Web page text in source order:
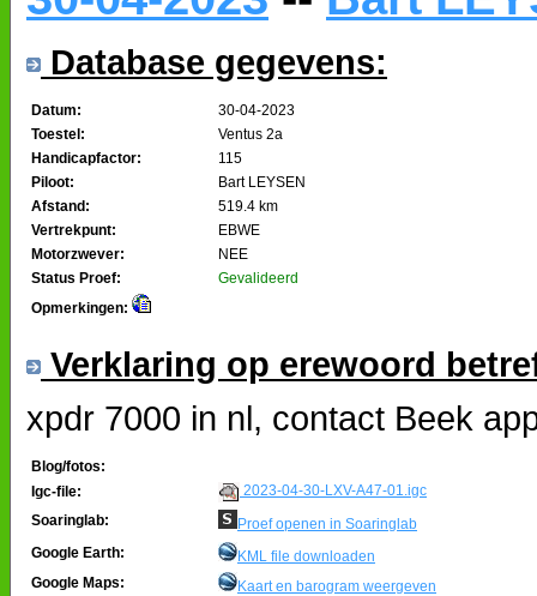
Database gegevens:
Datum:
30-04-2023
Toestel:
Ventus 2a
Handicapfactor:
115
Piloot:
Bart LEYSEN
Afstand:
519.4 km
Vertrekpunt:
EBWE
Motorzwever:
NEE
Status Proef:
Gevalideerd
Opmerkingen:
Verklaring op erewoord
xpdr 7000 in nl, contact Beek
Blog/fotos:
Igc-file:
2023-04-30-LXV-A47-01.igc
Soaringlab:
Proef openen in Soaringlab
Google Earth:
KML file downloaden
Google Maps:
Kaart en barogram weergeven